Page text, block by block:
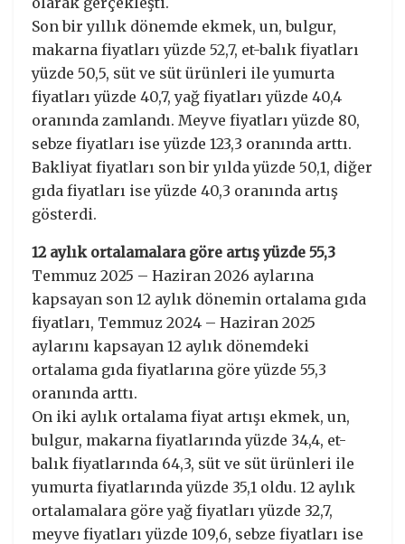
Son bir yıllık dönemde ekmek, un, bulgur,
makarna fiyatları yüzde 52,7, et-balık fiyatları
yüzde 50,5, süt ve süt ürünleri ile yumurta
fiyatları yüzde 40,7, yağ fiyatları yüzde 40,4
oranında zamlandı. Meyve fiyatları yüzde 80,
sebze fiyatları ise yüzde 123,3 oranında arttı.
Bakliyat fiyatları son bir yılda yüzde 50,1, diğer
gıda fiyatları ise yüzde 40,3 oranında artış
gösterdi.
12 aylık ortalamalara göre artış yüzde 55,3
Temmuz 2025 – Haziran 2026 aylarına
kapsayan son 12 aylık dönemin ortalama gıda
fiyatları, Temmuz 2024 – Haziran 2025
aylarını kapsayan 12 aylık dönemdeki
ortalama gıda fiyatlarına göre yüzde 55,3
oranında arttı.
On iki aylık ortalama fiyat artışı ekmek, un,
bulgur, makarna fiyatlarında yüzde 34,4, et-
balık fiyatlarında 64,3, süt ve süt ürünleri ile
yumurta fiyatlarında yüzde 35,1 oldu. 12 aylık
ortalamalara göre yağ fiyatları yüzde 32,7,
meyve fiyatları yüzde 109,6, sebze fiyatları ise